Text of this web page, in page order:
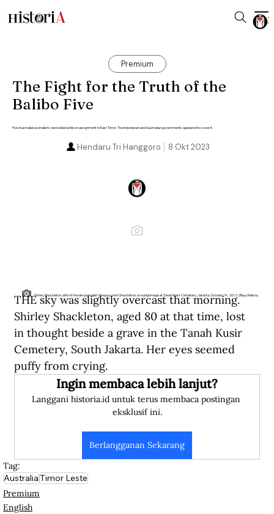
Premium
The Fight for the Truth of the
Balibo Five
Five Australian journalists were killed while on assignment in East Timor. The Indonesian and Australian governments appeared to cover it.
8 Okt 2023
Hendaru Tri Hanggoro
Shirley Shackleton, wife of the late journalist Gregory John Shackleton, on a pilgrimage at Tanah Kusir Cemetery, Jakarta, October 14, 2012. (Bayu Maitra).
THE sky was slightly overcast that morning.
Shirley Shackleton, aged 80 at that time, lost
in thought beside a grave in the Tanah Kusir
Cemetery, South Jakarta. Her eyes seemed
puffy from crying.
Ingin membaca lebih lanjut?
Langgani historia.id untuk terus membaca postingan
eksklusif ini.
Berlangganan Sekarang
Tag:
AustraliaTimor Leste
Premium
English